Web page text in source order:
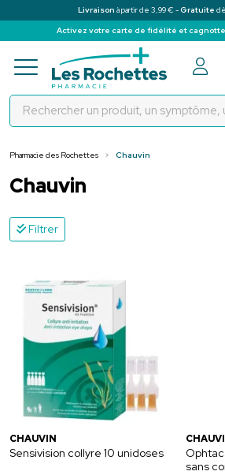
Livraison à partir de 3,99 € -Gratuite
Activez votre carte de fidélité et
Pharmacie des Rochettes Chauvin
Chauvin
Filtrer
CHAUVIN
Sensivision collyre 10 unidoses
sans